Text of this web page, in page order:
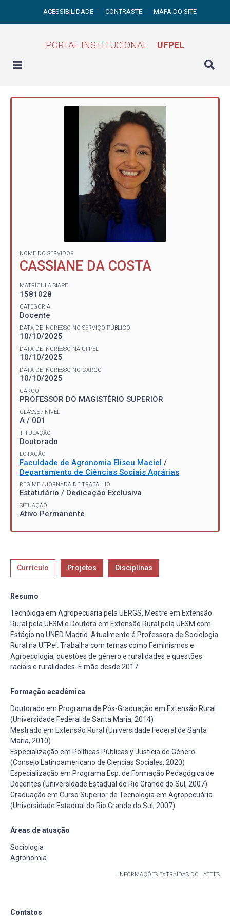
ACESSIBILIDADE CONTRASTE MAPA DO SITE
PORTAL INSTITUCIONAL UFPEL
NOME DO SERVIDOR
CASSIANE DA COSTA
MATRÍCULA SIAPE
1581028
CATEGORIA
Docente
DATA DE INGRESSO NO SERVIÇO PÚBLICO
10/10/2025
DATA DE INGRESSO NA UFPEL
10/10/2025
DATA DE INGRESSO NO CARGO
10/10/2025
CARGO
PROFESSOR DO MAGISTÉRIO SUPERIOR
CLASSE / NÍVEL
A / 001
TITULAÇÃO
Doutorado
LOTAÇÃO
Faculdade de Agronomia Eliseu Maciel /
Departamento de Ciências Sociais Agrárias
REGIME / JORNADA DE TRABALHO
Estatutário / Dedicação Exclusiva
SITUAÇÃO
Ativo Permanente
Currículo Projetos Disciplinas
Resumo
Tecnóloga em Agropecuária pela UERGS, Mestre em Extensão
Rural pela UFSM e Doutora em Extensão Rural pela UFSM com
Estágio na UNED Madrid. Atualmente é Professora de Sociologia
Rural na UFPel. Trabalha com temas como Feminismos e
Agroecologia, questões de gênero e ruralidades e questões
raciais e ruralidades. É mãe desde 2017.
Formação acadêmica
Doutorado em Programa de Pós-Graduação em Extensão Rural
(Universidade Federal de Santa Maria, 2014)
Mestrado em Extensão Rural (Universidade Federal de Santa
Maria, 2010)
Especialização em Políticas Públicas y Justicia de Género
(Consejo Latinoamericano de Ciencias Sociales, 2020)
Especialização em Programa Esp. de Formação Pedagógica de
Docentes (Universidade Estadual do Rio Grande do Sul, 2007)
Graduação em Curso Superior de Tecnologia em Agropecuária
(Universidade Estadual do Rio Grande do Sul, 2007)
Áreas de atuação
Sociologia
Agronomia
INFORMAÇÕES EXTRAÍDAS DO LATTES
Contatos